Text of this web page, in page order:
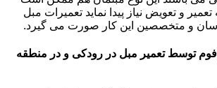
و تعویض نیاز پیدا نماید تعمیرات مبل
و متخصصین این کار صورت می گیرد.
توسط تعمیر مبل در رودکی و در منطقه